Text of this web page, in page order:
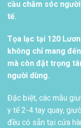
cầu chăm sóc
tế.
Tọa lạc tại 120
không chỉ mang
mà còn đặt trọng
người dùng.
Đặc biệt, các mẫu
y tế 2-4 tay quay,
đều có sẵn tại cửa